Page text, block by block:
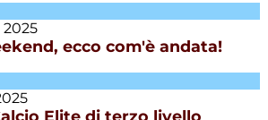
ecco com'è andata!
Elite di terzo livello